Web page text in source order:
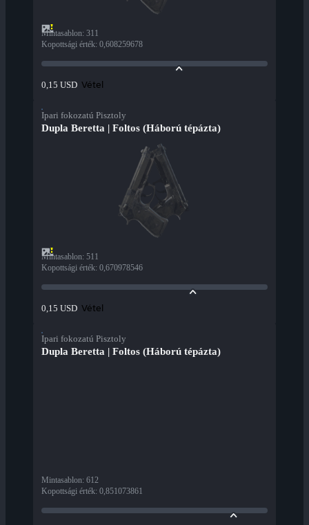
Mintasablon: 311
Kopottsági érték: 0,608259678
0,15 USD Vétel
Ipari fokozatú Pisztoly
Dupla Beretta | Foltos (Háború tépázta)
Mintasablon: 511
Kopottsági érték: 0,670978546
0,15 USD Vétel
Ipari fokozatú Pisztoly
Dupla Beretta | Foltos (Háború tépázta)
Mintasablon: 612
Kopottsági érték: 0,851073861